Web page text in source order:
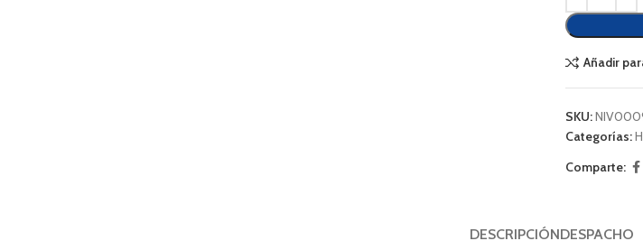
Añadir
SKU:
Categorías:
Comparte:
DESCRIPCIÓNDESPACHO